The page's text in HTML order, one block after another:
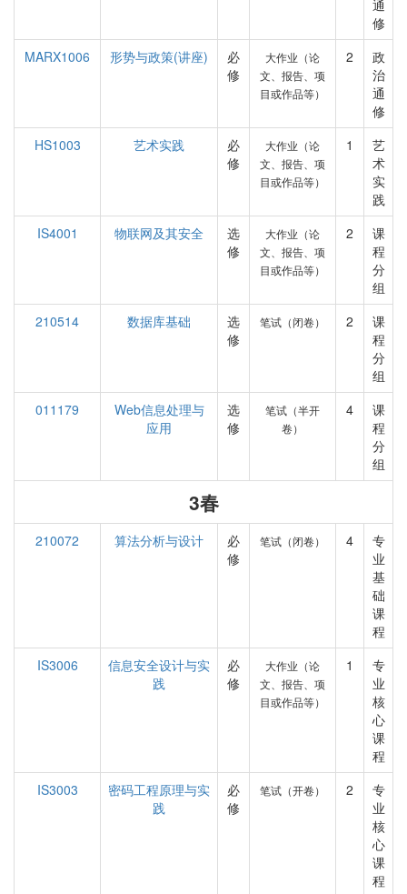
通
修
MARX1006
形势与政策(讲座)
必
修
大作业（论
文、报告、项
目或作品等）
2
政
治
通
修
HS1003
艺术实践
必
修
大作业（论
文、报告、项
目或作品等）
1
艺
术
实
践
IS4001
物联网及其安全
选
修
大作业（论
文、报告、项
目或作品等）
2
课
程
分
组
210514
数据库基础
选
修
笔试（闭卷） 2
课
程
分
组
011179
Web信息处理与
应用
选
修
笔试（半开
卷）
4
课
程
分
组
3春
210072 算法分析与设计
必
修
笔试（闭卷） 4
专
业
基
础
课
程
IS3006
信息安全设计与实
践
必
修
大作业（论
文、报告、项
目或作品等）
1
专
业
核
心
课
程
IS3003
密码工程原理与实
践
必
修
笔试（开卷） 2
专
业
核
心
课
程